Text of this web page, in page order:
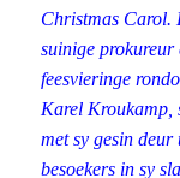
Christmas Carol.
suinige prokureur
feesvieringe
Karel Kroukamp,
met sy gesin
besoekers in sy